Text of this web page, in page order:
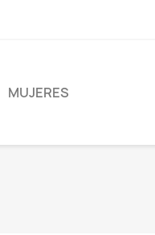
MUJERES